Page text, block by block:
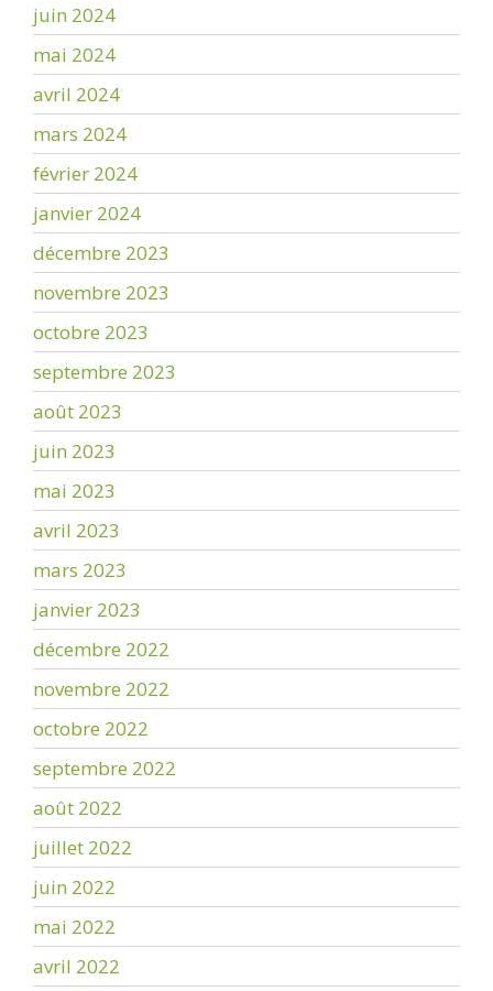
juin 2024
mai 2024
avril 2024
mars 2024
février 2024
janvier 2024
décembre 2023
novembre 2023
octobre 2023
septembre 2023
août 2023
juin 2023
mai 2023
avril 2023
mars 2023
janvier 2023
décembre 2022
novembre 2022
octobre 2022
septembre 2022
août 2022
juillet 2022
juin 2022
mai 2022
avril 2022